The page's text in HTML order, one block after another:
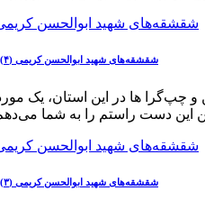
شقشقه‌های شهید ابوالحسن کریمی (۴)
چپ‌گرا ها در این استان، یک
شقشقه‌های شهید ابوالحسن کریمی (۳)